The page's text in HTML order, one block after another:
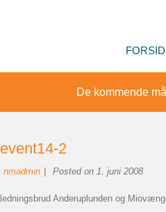
De kommende
event14-2
nmadmin Posted on 1. juni 2008
ledningsbrud Anderuplunden og